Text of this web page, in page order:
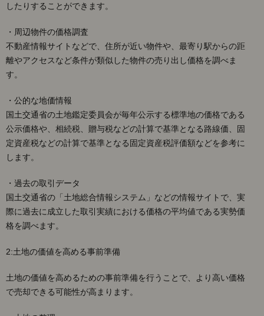
したりすることができます。
・周辺物件の価格調査
不動産情報サイトなどで、住所が近い物件や、最寄り駅からの距
離やアクセスなど条件が類似した物件の売り出し価格を調べま
す。
・公的な地価情報
国土交通省の土地鑑定委員会が毎年公示する標準地の価格である
公示価格や、相続税、贈与税などの計算で基準となる路線価、固
定資産税などの計算で基準となる固定資産税評価額などを参考に
します。
・過去の取引データ
国土交通省の「土地総合情報システム」などの情報サイトで、実
際に過去に成立した取引実績における価格の平均値である実勢価
格を調べます。
2:土地の価値を高める事前準備
土地の価値を高めるための事前準備を行うことで、より高い価格
で売却できる可能性が高まります。